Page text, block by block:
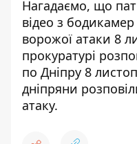
Нагадаємо, що
відео з бодикамер
ворожої атаки 8
прокуратурі
по Дніпру 8
дніпряни
атаку.